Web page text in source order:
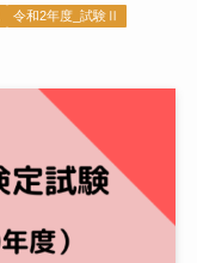
令和2年度_試験Ⅱ